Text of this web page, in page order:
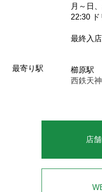
月～日
22:30
最終入
最寄り駅
櫛原駅
西鉄天
店